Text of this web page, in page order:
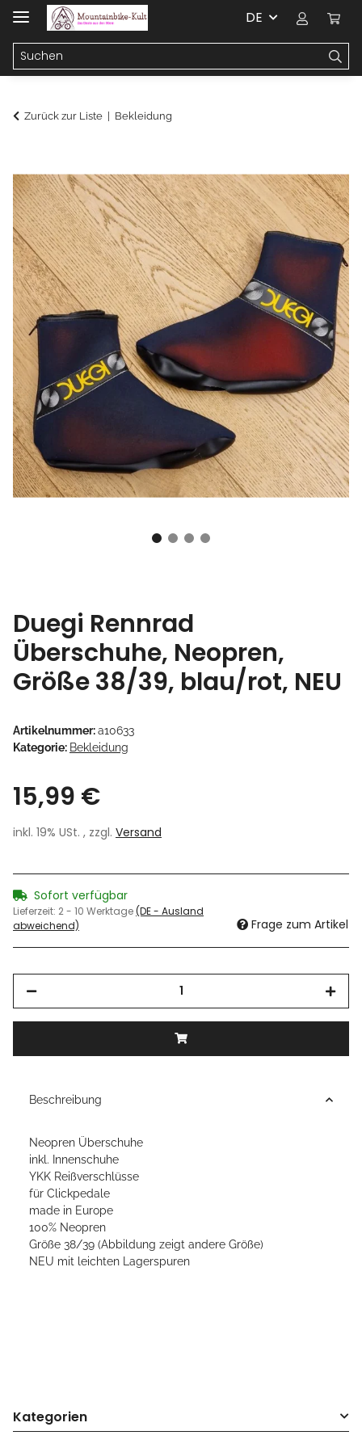
DE
Zurück zur Liste Bekleidung
Duegi Rennrad
Überschuhe, Neopren,
Größe 38/39, blau/rot, NEU
Artikelnummer:a10633
Kategorie: Bekleidung
15,99 €
inkl. 19% USt. , zzgl. Versand
Sofort verfügbar
Lieferzeit: 2 - 10 Werktage(DE - Ausland
abweichend)
Frage zum Artikel
Beschreibung
Neopren Überschuhe
inkl. Innenschuhe
YKK Reißverschlüsse
für Clickpedale
made in Europe
100% Neopren
Größe 38/39 (Abbildung zeigt andere Größe)
NEU mit leichten Lagerspuren
Kategorien